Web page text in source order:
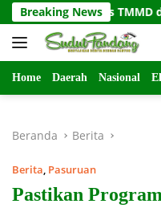
Langsung
ke
konten
Breaking News
Satgas TMMD dan
Home Daerah Nasional
Beranda Berita
Berita, Pasuruan
Pastikan